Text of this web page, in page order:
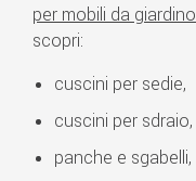
per mobili da giardino
scopri:
cuscini per sedie,
cuscini per sdraio,
panche e sgabelli,